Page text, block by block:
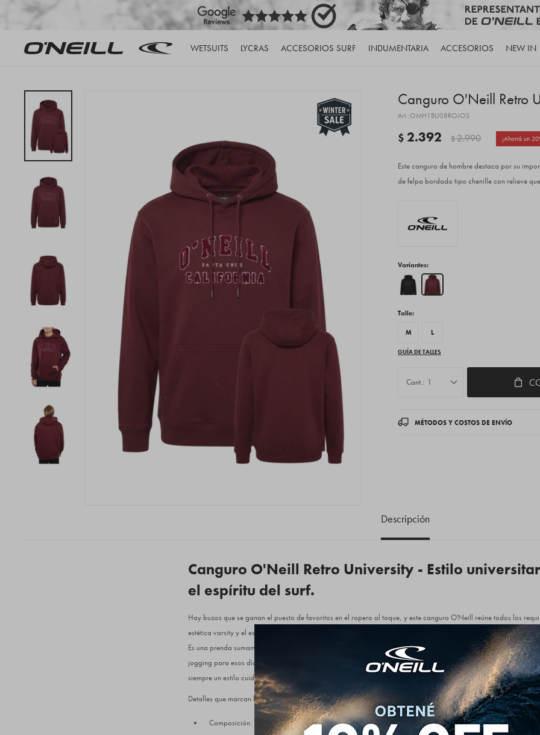
WETSUITS LYCRAS ACCESORIOS SURF INDUMENTARIA ACCESORIOS NEW IN
Canguro O'Neill Retro
OMH1BU08ROJOS
$ 2.392 $2.990 20
Este canguro de hombre destaca por su
de felpa bordado tipo chenille con relieve
Variantes:
Talle:
M L
GUÍA DE TALLES
1
MÉTODOS Y COSTOS DE ENVÍO
Descripción
Canguro O'Neill Retro University - Estilo
el espíritu del surf.
Hay buzos que se ganan el puesto de favoritos en el ropero al toque, y este canguro O'Neill reúne todos los
estética varsity y el espíritu de Santa Cruz, la cuna del surf californiano, logrando un look urbano muy
Es una prenda sumamente versátil: queda brutal combinado con unos jeans clásicos para salir de tarde, unos
jogging para esos días de descanso donde la comodidad manda. Ideal para los inviernos en la ciudad, te
siempre un estilo cuidado y prolijo.
Detalles que marcan la diferencia:
Composición: 80% Algodón, 20% Poliéster (Frisa premium de gramaje medio).